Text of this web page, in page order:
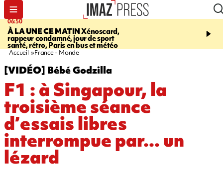
06:50
À LA UNE CE MATINXénoscard,
rappeur condamné, jour de sport
santé, rétro, Paris en bus et météo
08:53
JOUR
bouger,
Accueil France - Monde
[VIDÉO] Bébé Godzilla
F1 : à Singapour, la
troisième séance
d’essais libres
interrompue par... un
lézard